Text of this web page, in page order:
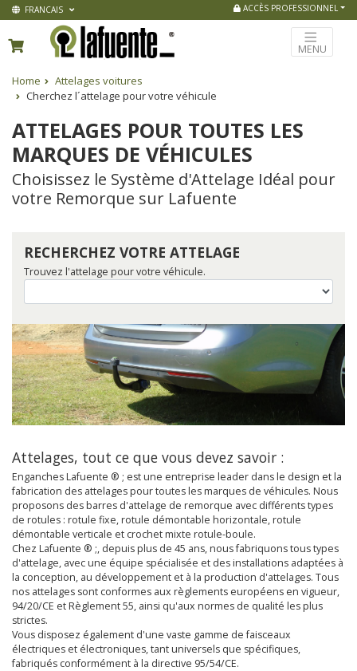
FRANCAIS ACCÈS PROFESSIONNEL
MENU
Home
Attelages voitures
Cherchez l´attelage pour votre véhicule
ATTELAGES POUR TOUTES LES
MARQUES DE VÉHICULES
Choisissez le Système d'Attelage Idéal pour
votre Remorque sur Lafuente
RECHERCHEZ VOTRE ATTELAGE
Trouvez l'attelage pour votre véhicule.
Attelages, tout ce que vous devez savoir :
Enganches Lafuente ® ; est une entreprise leader dans le design et la
fabrication des attelages pour toutes les marques de véhicules. Nous
proposons des barres d'attelage de remorque avec différents types
de rotules : rotule fixe, rotule démontable horizontale, rotule
démontable verticale et crochet mixte rotule-boule.
Chez Lafuente ® ;, depuis plus de 45 ans, nous fabriquons tous types
d'attelage, avec une équipe spécialisée et des installations adaptées à
la conception, au développement et à la production d'attelages. Tous
nos attelages sont conformes aux règlements européens en vigueur,
94/20/CE et Règlement 55, ainsi qu'aux normes de qualité les plus
strictes.
Vous disposez également d'une vaste gamme de faisceaux
électriques et électroniques, tant universels que spécifiques,
fabriqués conformément à la directive 95/54/CE.